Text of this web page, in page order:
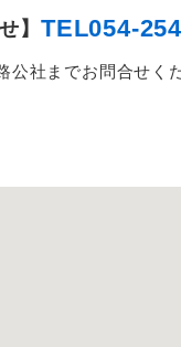
】 TEL054-
公社までお問合せく